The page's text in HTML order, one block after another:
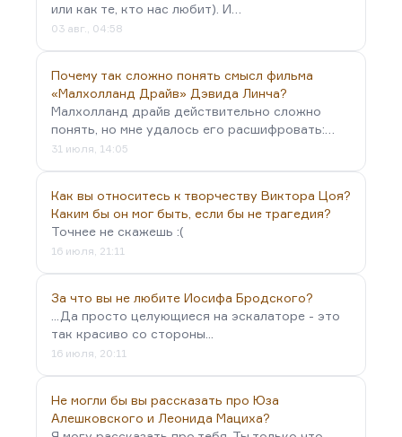
или как те, кто нас любит). И…
03 авг., 04:58
Почему так сложно понять смысл фильма
«Малхолланд Драйв» Дэвида Линча?
Малхолланд драйв действительно сложно
понять, но мне удалось его расшифровать:…
31 июля, 14:05
Как вы относитесь к творчеству Виктора Цоя?
Каким бы он мог быть, если бы не трагедия?
Точнее не скажешь :(
16 июля, 21:11
За что вы не любите Иосифа Бродского?
...Да просто целующиеся на эскалаторе - это
так красиво со стороны...
16 июля, 20:11
Не могли бы вы рассказать про Юза
Алешковского и Леонида Мациха?